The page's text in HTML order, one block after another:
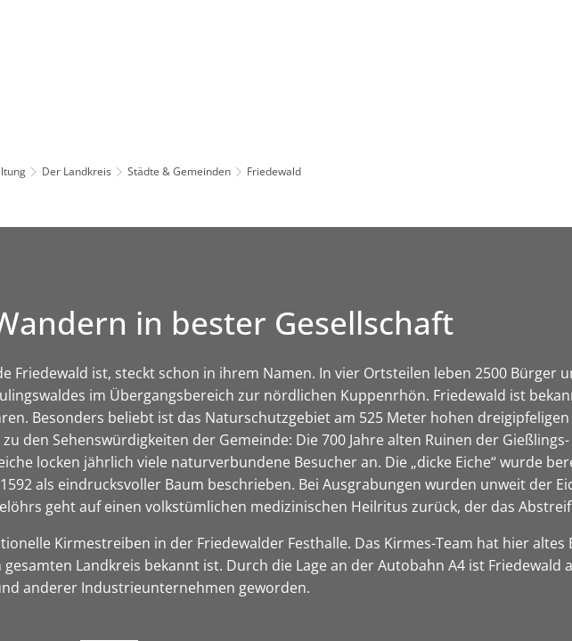
Der Landkreis Städte & Gemeinden Friedewald
in bester Gesellschaft
Friedewald ist, steckt schon in ihrem Namen. In vier Ortsteilen leben 2500 Bürger
im Übergangsbereich zur nördlichen Kuppenrhön. Friedewald ist
Besonders beliebt ist das Naturschutzgebiet am 525 Meter hohen
den Sehenswürdigkeiten der Gemeinde: Die 700 Jahre alten Ruinen der
locken jährlich viele naturverbundene Besucher an. Die „dicke Eiche“ wurde
als eindrucksvoller Baum beschrieben. Bei Ausgrabungen wurden unweit der
geht auf einen volkstümlichen medizinischen Heilritus zurück, der das
Kirmestreiben in der Friedewalder Festhalle. Das Kirmes-Team hat hier
gesamten Landkreis bekannt ist. Durch die Lage an der Autobahn A4 ist
anderer Industrieunternehmen geworden.